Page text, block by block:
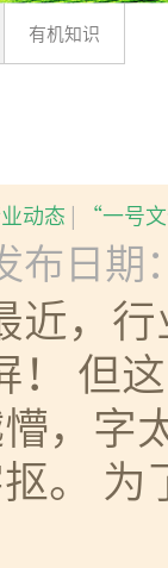
有机知识
动态 | “一号
布日期
近，
！ 但
，字
。